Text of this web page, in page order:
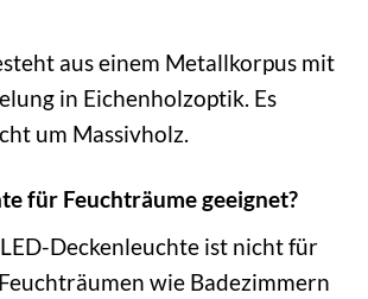
aus einem Metallkorpus mit
in Eichenholzoptik. Es
um Massivholz.
für Feuchträume geeignet?
Deckenleuchte ist nicht für
wie Badezimmern